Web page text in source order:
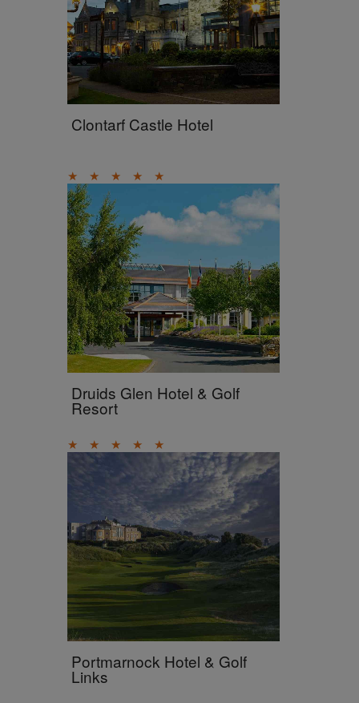
Clontarf Castle Hotel
★ ★ ★ ★ ★
Druids Glen Hotel & Golf
Resort
★ ★ ★ ★ ★
Portmarnock Hotel & Golf
Links